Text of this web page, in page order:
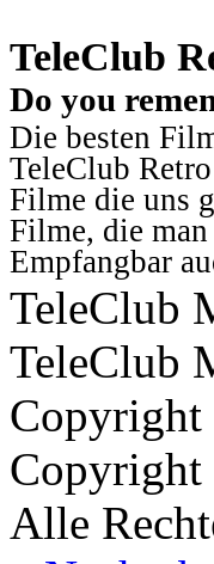
TeleClub
Do you
Die besten
TeleClub
Filme die uns
Filme, die
Empfangbar
TeleClub
TeleClub
Copyright
Alle